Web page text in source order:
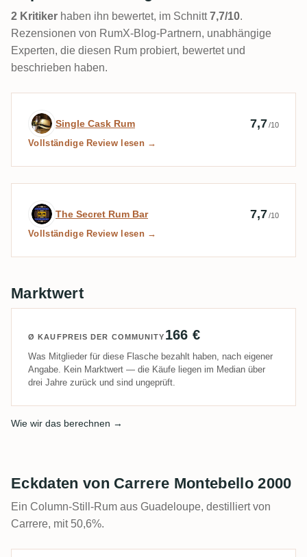
2 Kritiker haben ihn bewertet, im Schnitt7,7/10.
Rezensionen von RumX-Blog-Partnern, unabhängige
Experten, die diesen Rum probiert, bewertet und
beschrieben haben.
Expertenbewertung von Single Cask Rum
Single Cask Rum 7,7/10
Vollständige Review lesen →
Expertenbewertung von The Secret Rum
The Secret Rum Bar 7,7/10
Vollständige Review lesen →
Marktwert
Ø KAUFPREIS DER COMMUNITY 166 €
Was Mitglieder für diese Flasche bezahlt haben, nach eigener
Angabe. Kein Marktwert — die Käufe liegen im Median über
drei Jahre zurück und sind ungeprüft.
Wie wir das berechnen →
Eckdaten von Carrere Montebello 2000
Ein Column-Still-Rum aus Guadeloupe, destilliert von
Carrere, mit 50,6%.